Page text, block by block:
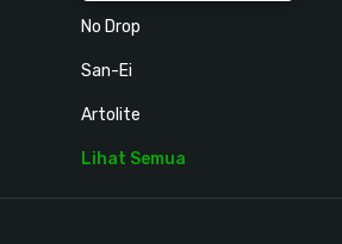
No Drop
San-Ei
Artolite
Lihat Semua